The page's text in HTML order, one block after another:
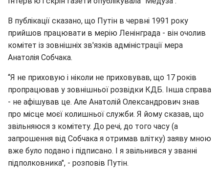
В публікації сказано, що Путін в червні 1991 року
прийшов працювати в мерію Ленінграда - він очолив
комітет із зовнішніх зв'язків адміністрації мера
Анатолія Собчака.
“Я не приховую і ніколи не приховував, що 17 років
пропрацював у зовнішньої розвідки КДБ. Інша справа
- не афішував це. Але Анатолій Олександрович знав
про місце моєї колишньої служби. Я йому сказав, що
звільняюся з комітету. До речі, до того часу (а
запрошення від Собчака я отримав влітку) заяву мною
вже було подано і підписано. І я звільнився у званні
підполковника", - розповів Путін.